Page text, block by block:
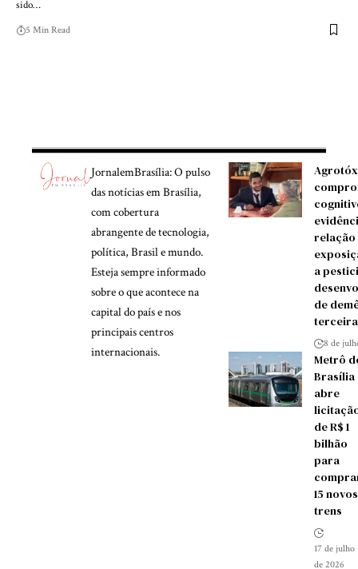
sido…
5 Min Read
JornalemBrasília: O pulso
das notícias em Brasília,
com cobertura
abrangente de tecnologia,
política, Brasil e mundo.
Esteja sempre informado
sobre o que acontece na
capital do país e nos
principais centros
internacionais.
a
de
8 de
Metrô
Brasília
abre
de R$ 1
bilhão
para
15 novos
trens
17 de julho
de 2026